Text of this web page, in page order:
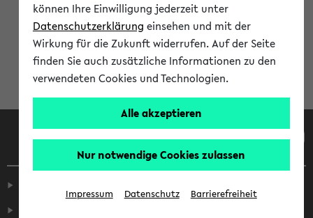
können Ihre Einwilligung jederzeit unter
Datenschutzerklärung einsehen und mit der
Wirkung für die Zukunft widerrufen. Auf der Seite
finden Sie auch zusätzliche Informationen zu den
verwendeten Cookies und Technologien.
Alle akzeptieren
Nur notwendige Cookies zulassen
Impressum Datenschutz Barrierefreiheit